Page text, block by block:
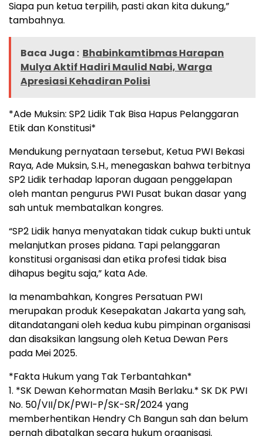
Siapa pun ketua terpilih, pasti akan kita dukung,”
tambahnya.
Baca Juga : Bhabinkamtibmas Harapan
Mulya Aktif Hadiri Maulid Nabi, Warga
Apresiasi Kehadiran Polisi
*Ade Muksin: SP2 Lidik Tak Bisa Hapus Pelanggaran
Etik dan Konstitusi*
Mendukung pernyataan tersebut, Ketua PWI Bekasi
Raya, Ade Muksin, S.H., menegaskan bahwa terbitnya
SP2 Lidik terhadap laporan dugaan penggelapan
oleh mantan pengurus PWI Pusat bukan dasar yang
sah untuk membatalkan kongres.
“SP2 Lidik hanya menyatakan tidak cukup bukti untuk
melanjutkan proses pidana. Tapi pelanggaran
konstitusi organisasi dan etika profesi tidak bisa
dihapus begitu saja,” kata Ade.
Ia menambahkan, Kongres Persatuan PWI
merupakan produk Kesepakatan Jakarta yang sah,
ditandatangani oleh kedua kubu pimpinan organisasi
dan disaksikan langsung oleh Ketua Dewan Pers
pada Mei 2025.
*Fakta Hukum yang Tak Terbantahkan*
1. *SK Dewan Kehormatan Masih Berlaku.* SK DK PWI
No. 50/VII/DK/PWI-P/SK-SR/2024 yang
memberhentikan Hendry Ch Bangun sah dan belum
pernah dibatalkan secara hukum organisasi.